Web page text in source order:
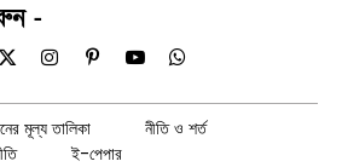
-
X
InstagramPinterestYouTubeWhatsApp
মূল্য তালিকা
নীতি ও শর্ত
ই-পেপার